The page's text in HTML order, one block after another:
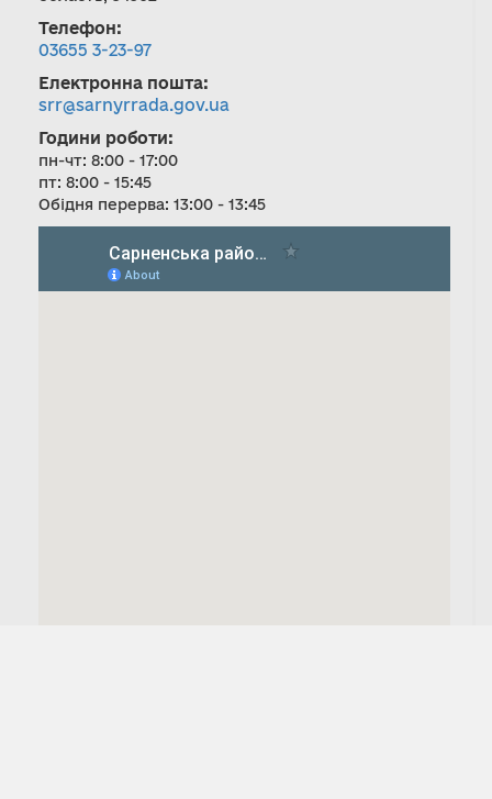
Телефон:
03655 3-23-97
Електронна пошта:
srr@sarnyrrada.gov.ua
Години роботи:
пн-чт: 8:00 - 17:00
пт: 8:00 - 15:45
Обідня перерва: 13:00 - 13:45